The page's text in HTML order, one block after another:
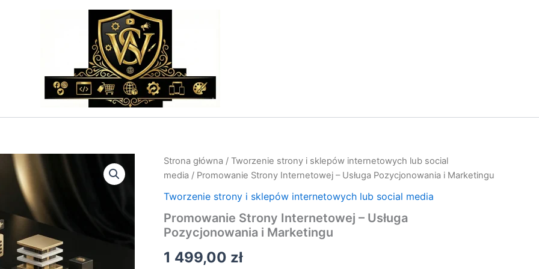
Strona główna / Tworzenie strony i sklepów internetowych lub social
media / Promowanie Strony Internetowej – Usługa Pozycjonowania i Marketingu
Tworzenie strony i sklepów internetowych lub social media
Promowanie Strony Internetowej – Usługa
Pozycjonowania i Marketingu
1 499,00 zł
ilość
Promowanie
Internetowej
Usługa
Pozycjonowania
Marketingu